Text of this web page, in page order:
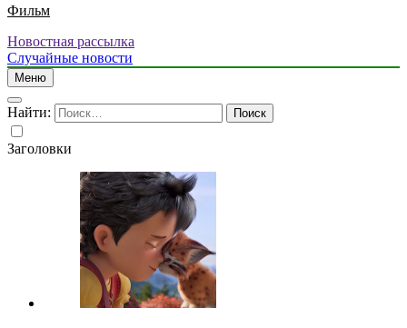
Фильм
Новостная рассылка
Случайные новости
Меню
Найти:
Заголовки